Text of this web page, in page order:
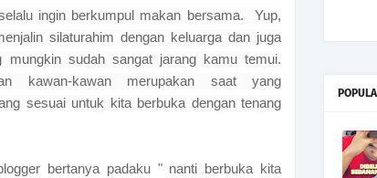
ingin berkumpul makan bersama. Yup,
silaturahim dengan keluarga dan juga
sudah sangat jarang kamu temui.
kawan-kawan merupakan saat yang
sesuai untuk kita berbuka dengan tenang
bertanya padaku " nanti berbuka kita